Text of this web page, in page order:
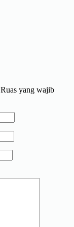
Ruas yang wajib